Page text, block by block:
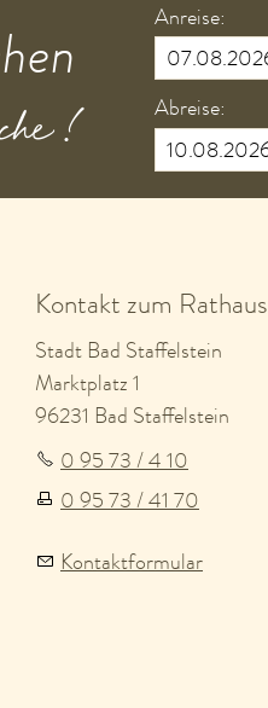
!
Anreise:
Abreise:
Kontakt zum Rathaus
Stadt Bad Staffelstein
Marktplatz 1
96231 Bad Staffelstein
0 95 73 / 4 10
0 95 73 / 41 70
Kontaktformular